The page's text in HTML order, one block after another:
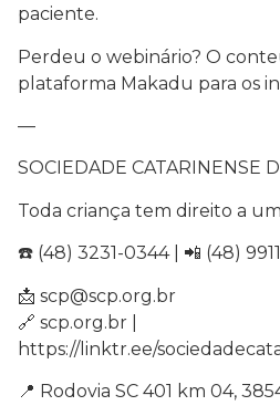
paciente.
Perdeu o webinário? O
plataforma Makadu para os
—
SOCIEDADE CATARINENSE
Toda criança tem direito a
☎️ (48) 3231-0344 | 📲 (48)
📩 scp@scp.org.br
🔗 scp.org.br |
https://linktr.ee/
📍 Rodovia SC 401 km 04,